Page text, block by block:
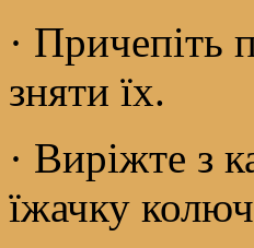
· Причепіть
зняти їх.
· Виріжте з
їжачку